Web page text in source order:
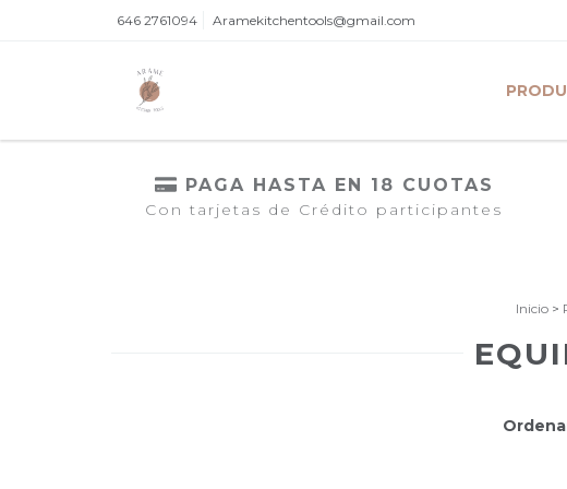
646 2761094 Aramekitchentools@gmail.com
PAGA HASTA EN 18 CUOTAS
Con tarjetas de Crédito participantes
Inicio >